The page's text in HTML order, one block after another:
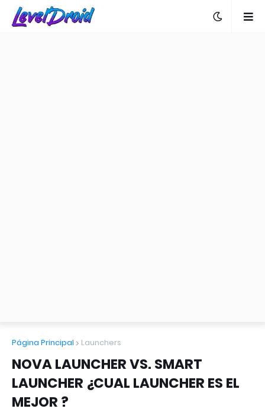
Página Principal Launchers
NOVA LAUNCHER VS. SMART
LAUNCHER ¿CUAL LAUNCHER ES EL
MEJOR ?